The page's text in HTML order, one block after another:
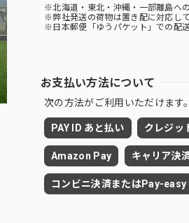
※北海道・東北・沖縄・一部離島へ
※弊社発送の荷物は置き配に対応して
※日本郵便「ゆうパケット」での配
お支払い方法について
次の方法がご利用いただけます。
PAY ID あと払い クレジッ
Amazon Pay キャリア決
コンビニ決済またはPay-easy